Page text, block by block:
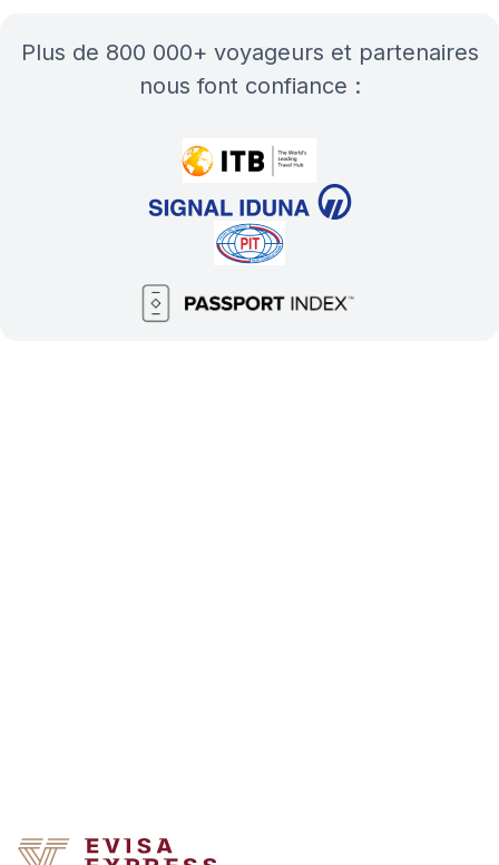
plus de 800 000+ voyageurs et partenaires
nous font confiance :